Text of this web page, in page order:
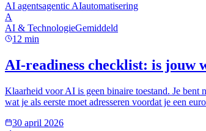
AI agentsagentic AIautomatisering
A
AI & TechnologieGemiddeld
12 min
AI-readiness checklist: is jouw
Klaarheid voor AI is geen binaire toestand. Je bent
wat je als eerste moet adresseren voordat je een
30 april 2026